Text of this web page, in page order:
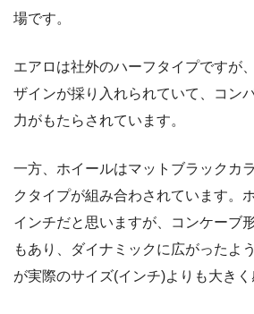
場です。
エアロは社外のハーフタイプですが
ザインが採り入れられていて、コン
力がもたらされています。
一方、ホイールはマットブラックカ
クタイプが組み合わされています。
インチだと思いますが、コンケーブ
もあり、ダイナミックに広がったよ
が実際のサイズ(インチ)よりも大きく